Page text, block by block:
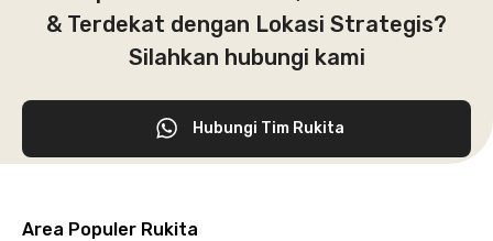
& Terdekat dengan Lokasi Strategis?
Silahkan hubungi kami
Hubungi Tim Rukita
Area Populer Rukita